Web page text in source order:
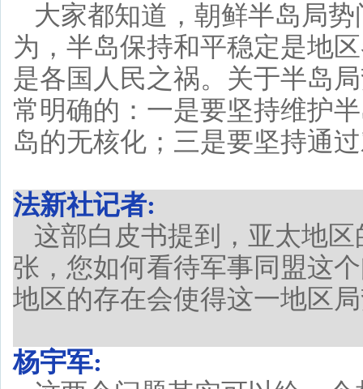
大家都知道，朝鲜半岛局
为，半岛保持和平稳定是地
是各国人民之祸。关于半岛
常明确的：一是要坚持维护
岛的无核化；三是要坚持通
法新社记者:
这部白皮书提到，亚太地
张，您如何看待军事同盟这
地区的存在会使得这一地区
杨宇军: